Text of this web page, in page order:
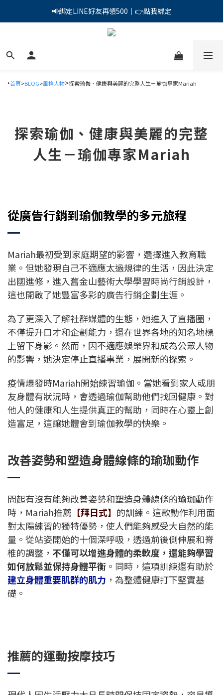
PSK 光防禦柔霧防曬棒｜小霧棒閃亮登場✨ 新品上市優惠中！
📢綁定LINE好友再領500｜👉點我綁定
PSK 光防禦柔霧防曬棒｜小霧棒閃亮登場✨ 新品上市優惠中！
‣首頁>BLOG>風格人物>探索瑜伽、健康與美麗的完整人生－瑜伽專家Mariah
探索瑜伽、健康與美麗的完整
人生－瑜伽專家Mariah
從廣告行銷到瑜伽教學的多元旅程
Mariah最初受到家庭期望的影響，選擇進入教育職
業。但她發現自己不適應太過規律的生活，因此決定
出國進修，進入舊金山藝術大學學習時尚行銷設計，
這也開啟了她豐富多彩的廣告行銷企劃生涯。
為了更深入了解社群媒體的生態，她進入了直播圈，
不僅提升口才和企劃能力，還在世界各地的知名地標
上留下身影。然而，因不適應娛樂界和成為公眾人物
的影響，她決定停止直播事業，展開新的探索。
疫情爆發時Mariah開始練習瑜伽。當她看到家人或朋
友身體有狀況時，會透過瑜伽幫助他們找回健康。對
他人的健康和人生提供真正的幫助，同時在心靈上創
造富足，這讓她體會到瑜伽教學的快樂。
改善姿勢和塑造身體線條的瑜珈動作
問起有沒有能夠改善姿勢和塑造身體線條的瑜珈動作
時，Mariah推薦 【拜日式】 的訓練。 這款動作利用面
對太陽練習的獨特優勢，使人們能夠感受大自然的能
量。 從站姿開始的十個深呼吸，透過前後側伸展和脊
椎的調整， 不僅可以增進身體的柔軟度，還能夠學習
如何放鬆並保持身體平衡 。同時，這項訓練還有助於
建立身體重要肌群的肌力 ，為整體健康打下堅實基
礎。
推薦的運動按摩技巧